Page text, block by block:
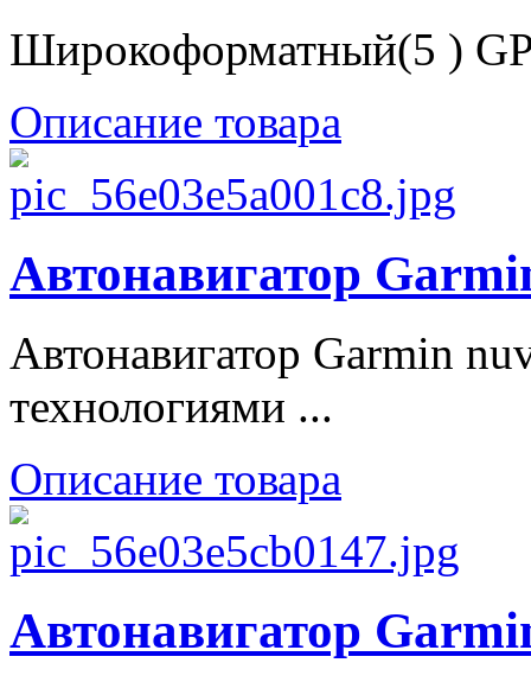
Широкоформатный(5 )
Описание товара
Автонавигатор
Автонавигатор Garmin
технологиями ...
Описание товара
Автонавигатор